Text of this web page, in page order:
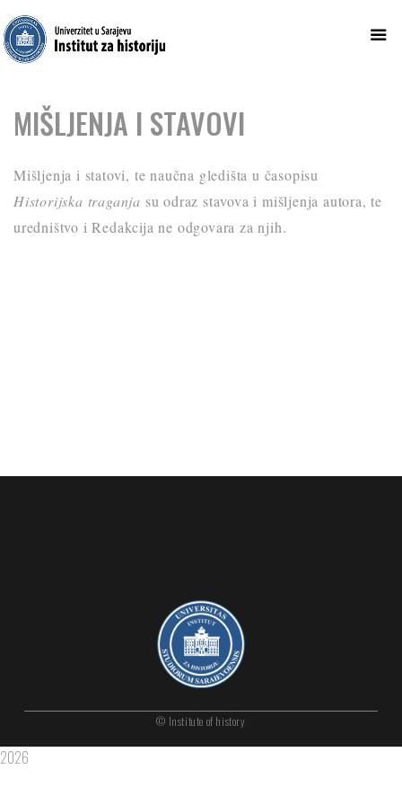
content
MIŠLJENJA I STAVOVI
Mišljenja i statovi, te naučna gledišta u časopisu
Historijska traganja su odraz stavova i mišljenja autora, te
uredništvo i Redakcija ne odgovara za njih.
© Institute of history
2026